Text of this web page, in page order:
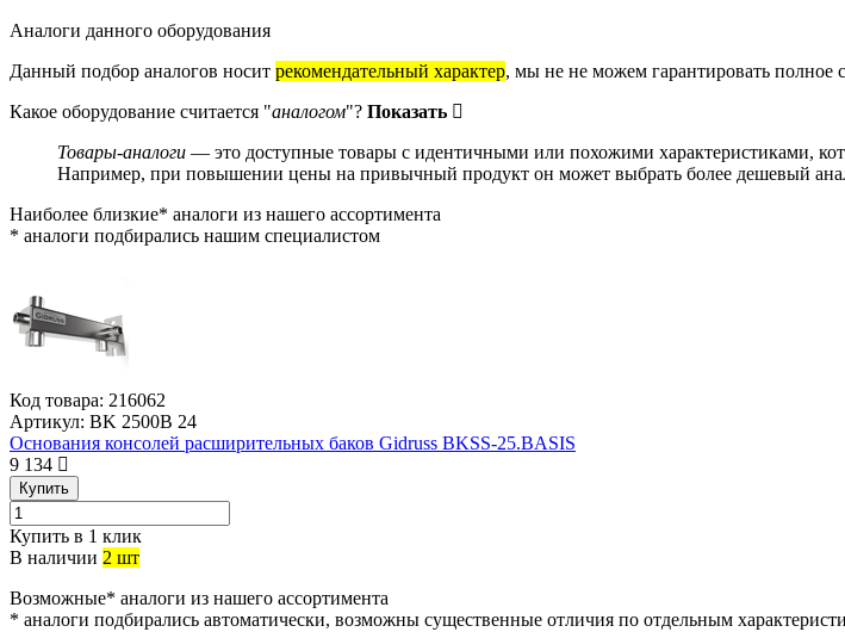
Аналоги данного оборудования
Данный подбор аналогов носит рекомендательный характер, мы не не можем гарантировать полное
Какое оборудование считается "аналогом"? Показать
Товары-аналоги — это доступные товары с идентичными или похожими характеристиками,
Например, при повышении цены на привычный продукт он может выбрать более дешевый
Наиболее близкие* аналоги из нашего ассортимента
* аналоги подбирались нашим специалистом
Код товара: 216062
Артикул: BK 2500B 24
Основания консолей расширительных баков Gidruss BKSS-25.BASIS
9 134
Купить
Купить в 1 клик
В наличии 2 шт
Возможные* аналоги из нашего ассортимента
* аналоги подбирались автоматически, возможны существенные отличия по отдельным